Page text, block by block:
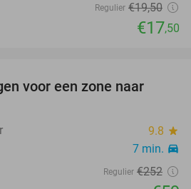
Regulier €19,50
€17,50
voor een zone naar
9.8 star
7 min. directions_car
Regulier €252